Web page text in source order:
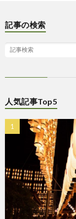
記事の検索
人気記事Top5